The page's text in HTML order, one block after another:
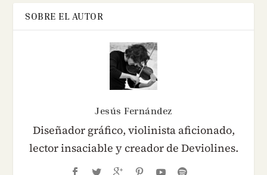
SOBRE EL AUTOR
Jesús Fernández
Diseñador gráfico, violinista aficionado,
lector insaciable y creador de Deviolines.